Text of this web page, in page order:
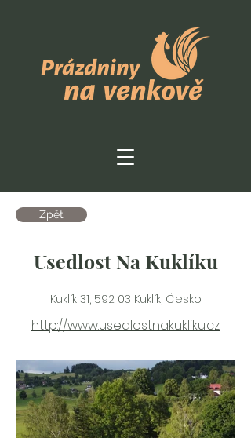
Zpět
Usedlost Na Kuklíku
Kuklík 31, 592 03 Kuklík, Česko
http://www.usedlostnakukliku.cz